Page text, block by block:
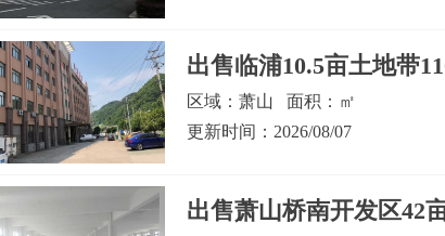
出售临浦10.5亩土地带
区域：萧山 面积：㎡
更新时间：2026/08/07
出售萧山桥南开发区42